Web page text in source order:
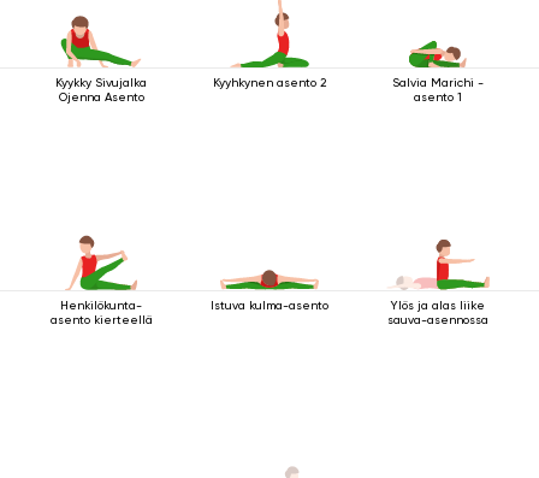
Kyykky Sivujalka
Ojenna Asento
Kyyhkynen asento 2
Salvia Marichi -
asento 1
Henkilökunta-
asento kierteellä
Istuva kulma-asento
Ylös ja alas liike
sauva-asennossa